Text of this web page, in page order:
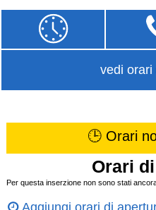
vedi orari
🕒 Orari
Orari
Per questa inserzione non sono stati
Aggiungi orari di